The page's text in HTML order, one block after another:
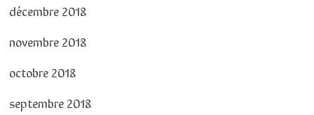
décembre 2018
novembre 2018
octobre 2018
septembre 2018